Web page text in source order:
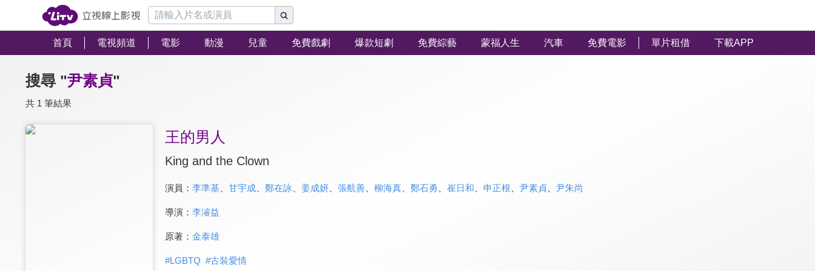
首頁 電視頻道 電影 動漫 兒童 免費戲劇 爆款短劇 免費綜藝 蒙福人生 汽車 免費電影 單片租借 下載APP
搜尋 "尹素貞"
共 1 筆結果
王的男人
King and the Clown
演員： 李準基 甘宇成、 鄭在詠 姜成妍、 張航善、 柳海真、 鄭石勇 崔日和 申正根 尹素貞、 尹朱尚
導演： 李濬益
原著： 金泰雄
#LGBTQ #古裝愛情